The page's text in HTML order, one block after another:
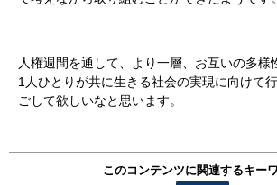
人権週間を通して、より一層、お互いの多様
1人ひとりが共に生きる社会の実現に向けて
ごして欲しいなと思います。
このコンテンツに関連するキー